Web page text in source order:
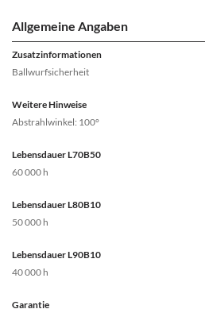
Allgemeine Angaben
Zusatzinformationen
Ballwurfsicherheit
Weitere Hinweise
Abstrahlwinkel: 100°
Lebensdauer L70B50
60 000 h
Lebensdauer L80B10
50 000 h
Lebensdauer L90B10
40 000 h
Garantie